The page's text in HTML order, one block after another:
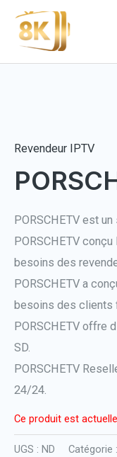
contenu
Revendeur IPTV
PORSCHETV est
PORSCHETV
besoins des
PORSCHETV a
besoins des clients
PORSCHETV offre
SD.
PORSCHETV
24/24.
Ce produit est
UGS : ND Catégorie :